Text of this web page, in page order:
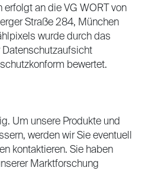
erfolgt an die VG WORT von
Straße 284, München
wurde durch das
Datenschutzaufsicht
bewertet.
Um unsere Produkte und
werden wir Sie eventuell
kontaktieren. Sie haben
Marktforschung